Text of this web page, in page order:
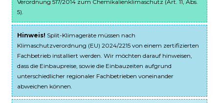
Verordnung 517/2014 zum Chemikalienklimaschutz (Art. 11, Abs.
5).
Hinweis! Split-Klimageräte müssen nach
Klimaschutzverordnung (EU) 2024/2215 von einem zertifizierten
Fachbetrieb installiert werden. Wir möchten darauf hinweisen,
dass die Einbaupreise, sowie die Einbauzeiten aufgrund
unterschiedlicher regionaler Fachbetrieben voneinander
abweichen können.